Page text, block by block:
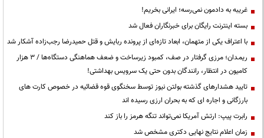
غریبه به دادمون نمی‌رسه؛ ایرانی بخریم!
بسته اینترنت رایگان برای خبرنگاران فعال شد
با اعتراف یکی از متهمان، ابعاد تازه‌ای از پرونده ربایش و قتل حمیدرضا رجب‌زاده آشکار شد
ریمـدان؛ مرزی گرفتار در صف، کمبود زیرساخت و ضعف هماهنگی دستگاه‌ها / ۳ هزار
کامیون در انتظار، رانندگان بدون حتی یک سرویس بهداشتی!
تایید هشدارهای گذشته بولتن نیوز توسط سخنگوی قوه قضائیه در خصوص کارت های
بارزگانی و اجاره ای که به بحران ارزی رسیده اند
رابرت پیپ: ارتش آمریکا نمی‌تواند تنگه هرمز را باز کند
زمان اعلام نتایج نهایی دکتری مشخص شد